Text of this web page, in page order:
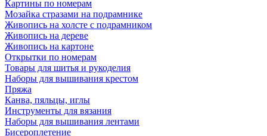
Картины по номерам
Мозайка стразами на подрамнике
Живопись на холсте с подрамником
Живопись на дереве
Живопись на картоне
Открытки по номерам
Товары для шитья и рукоделия
Наборы для вышивания крестом
Пряжа
Канва, пяльцы, иглы
Инструменты для вязания
Наборы для вышивания лентами
Бисероплетение